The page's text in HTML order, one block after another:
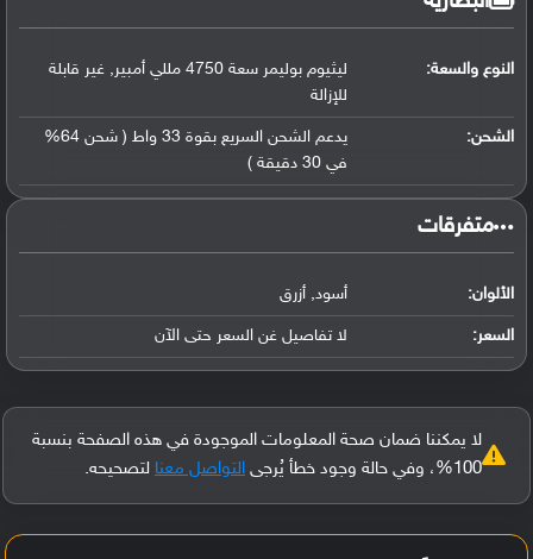
النوع والسعة:
ليثيوم بوليمر سعة 4750 مللي أمبير, غير قابلة
للإزالة
الشحن:
يدعم الشحن السريع بقوة 33 واط ( شحن 64%
في 30 دقيقة )
‏متفرقات‏
الألوان: أسود, أزرق
السعر: لا تفاصيل غن السعر حتى الآن
لا يمكننا ضمان صحة المعلومات الموجودة في هذه الصفحة بنسبة
100%، وفي حالة وجود خطأ يُرجى
التواصل معنا لتصحيحه.